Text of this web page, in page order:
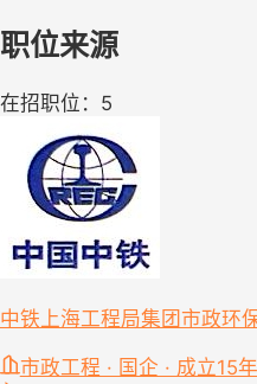
职位来源
在招职位：5
中铁上海工程局集团市政环
市政工程 · 国企 · 成立15年